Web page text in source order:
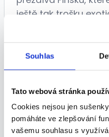
Souhlas
Tato webová stránka
Cookies nejsou jen
pomáháte ve zlepšování
vašemu souhlasu s
ještě tak trošku
31.03.2016